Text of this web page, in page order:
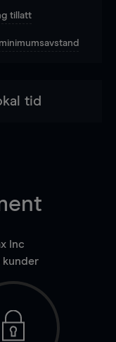
tillatt
tid
Inc
kunder